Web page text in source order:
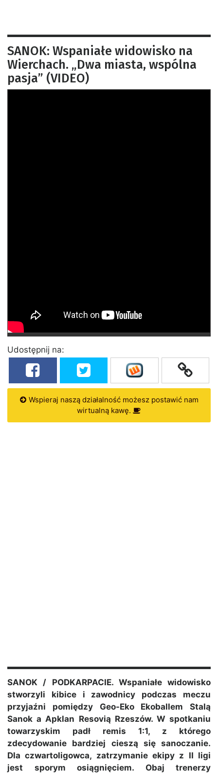
SANOK: Wspaniałe widowisko na
Wierchach. „Dwa miasta, wspólna
pasja” (VIDEO)
Udostępnij na:
Wspieraj naszą działalność możesz postawić nam
wirtualną kawę.
SANOK / PODKARPACIE. Wspaniałe widowisko
stworzyli kibice i zawodnicy podczas meczu
przyjaźni pomiędzy Geo-Eko Ekoballem Stalą
Sanok a Apklan Resovią Rzeszów. W spotkaniu
towarzyskim padł remis 1:1, z którego
zdecydowanie bardziej cieszą się sanoczanie.
Dla czwartoligowca, zatrzymanie ekipy z II ligi
jest sporym osiągnięciem. Obaj trenerzy